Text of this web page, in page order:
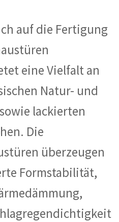
auf die Fertigung
eine Vielfalt an
Natur- und
lackierten
Die
überzeugen
Formstabilität,